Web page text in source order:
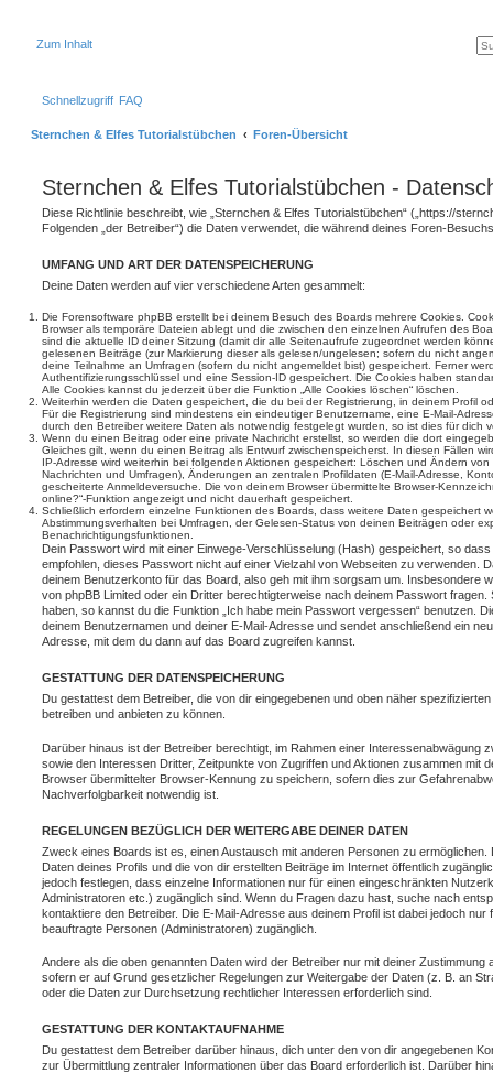
Zum Inhalt
Schnellzugriff FAQ
Sternchen & Elfes Tutorialstübchen Foren-Übersicht
Sternchen & Elfes Tutorialstübchen -
Diese Richtlinie beschreibt, wie „Sternchen & Elfes Tutorialstübchen“ („https://
Folgenden „der Betreiber“) die Daten verwendet, die während deines Foren-
UMFANG UND ART DER DATENSPEICHERUNG
Deine Daten werden auf vier verschiedene Arten gesammelt:
Die Forensoftware phpBB erstellt bei deinem Besuch des Boards mehrere Cookies.
Browser als temporäre Dateien ablegt und die zwischen den einzelnen Aufrufen des
sind die aktuelle ID deiner Sitzung (damit dir alle Seitenaufrufe zugeordnet werden
gelesenen Beiträge (zur Markierung dieser als gelesen/ungelesen; sofern du nicht
deine Teilnahme an Umfragen (sofern du nicht angemeldet bist) gespeichert. Ferner
Authentifizierungsschlüssel und eine Session-ID gespeichert. Die Cookies haben
Alle Cookies kannst du jederzeit über die Funktion „Alle Cookies löschen“ löschen.
Weiterhin werden die Daten gespeichert, die du bei der Registrierung, in deinem Profil
Für die Registrierung sind mindestens ein eindeutiger Benutzername, eine E-Mail-
durch den Betreiber weitere Daten als notwendig festgelegt wurden, so ist dies für dich
Wenn du einen Beitrag oder eine private Nachricht erstellst, so werden die dort
Gleiches gilt, wenn du einen Beitrag als Entwurf zwischenspeicherst. In diesen Fällen
IP-Adresse wird weiterhin bei folgenden Aktionen gespeichert: Löschen und Ändern
Nachrichten und Umfragen), Änderungen an zentralen Profildaten (E-Mail-Adresse,
gescheiterte Anmeldeversuche. Die von deinem Browser übermittelte Browser-
online?“-Funktion angezeigt und nicht dauerhaft gespeichert.
Schließlich erfordern einzelne Funktionen des Boards, dass weitere Daten gespeichert
Abstimmungsverhalten bei Umfragen, der Gelesen-Status von deinen Beiträgen oder
Benachrichtigungsfunktionen.
Dein Passwort wird mit einer Einwege-Verschlüsselung (Hash) gespeichert, so
empfohlen, dieses Passwort nicht auf einer Vielzahl von Webseiten zu verwenden.
deinem Benutzerkonto für das Board, also geh mit ihm sorgsam um. Insbesondere
von phpBB Limited oder ein Dritter berechtigterweise nach deinem Passwort
haben, so kannst du die Funktion „Ich habe mein Passwort vergessen“ benutzen.
deinem Benutzernamen und deiner E-Mail-Adresse und sendet anschließend ein
Adresse, mit dem du dann auf das Board zugreifen kannst.
GESTATTUNG DER DATENSPEICHERUNG
Du gestattest dem Betreiber, die von dir eingegebenen und oben näher
betreiben und anbieten zu können.
Darüber hinaus ist der Betreiber berechtigt, im Rahmen einer Interessenabwägung
sowie den Interessen Dritter, Zeitpunkte von Zugriffen und Aktionen zusammen mit
Browser übermittelter Browser-Kennung zu speichern, sofern dies zur
Nachverfolgbarkeit notwendig ist.
REGELUNGEN BEZÜGLICH DER WEITERGABE DEINER DATEN
Zweck eines Boards ist es, einen Austausch mit anderen Personen zu
Daten deines Profils und die von dir erstellten Beiträge im Internet öffentlich
jedoch festlegen, dass einzelne Informationen nur für einen eingeschränkten
Administratoren etc.) zugänglich sind. Wenn du Fragen dazu hast, suche nach
kontaktiere den Betreiber. Die E-Mail-Adresse aus deinem Profil ist dabei jedoch nur
beauftragte Personen (Administratoren) zugänglich.
Andere als die oben genannten Daten wird der Betreiber nur mit deiner Zustimmung
sofern er auf Grund gesetzlicher Regelungen zur Weitergabe der Daten (z. B. an
oder die Daten zur Durchsetzung rechtlicher Interessen erforderlich sind.
GESTATTUNG DER KONTAKTAUFNAHME
Du gestattest dem Betreiber darüber hinaus, dich unter den von dir angegebenen
zur Übermittlung zentraler Informationen über das Board erforderlich ist. Darüber